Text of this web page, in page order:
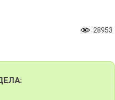
28953